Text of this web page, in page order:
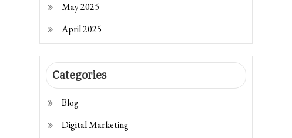
May 2025
April 2025
Categories
Blog
Digital Marketing